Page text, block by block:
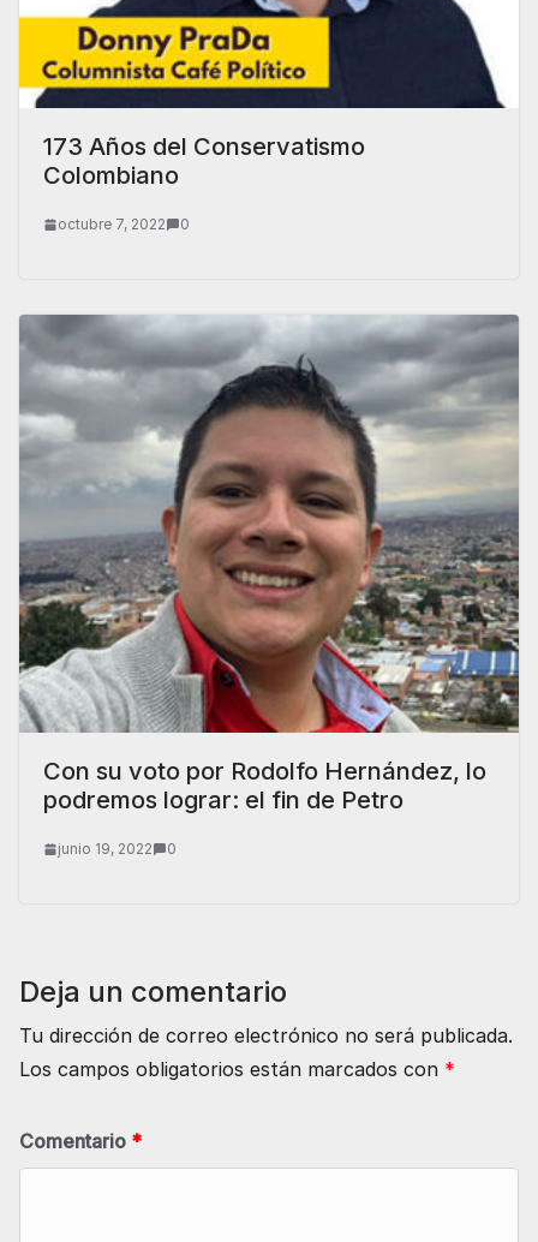
173 Años del Conservatismo
Colombiano
octubre 7, 2022 0
Con su voto por Rodolfo Hernández, lo
podremos lograr: el fin de Petro
junio 19, 2022 0
Deja un comentario
Tu dirección de correo electrónico no será publicada.
Los campos obligatorios están marcados con *
Comentario *